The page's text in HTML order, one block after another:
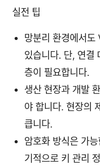
실전 팁
망분리 환경에서
있습니다. 단, 연결
층이 필요합니다.
생산 현장과 개발
야 합니다. 현장의
큽니다.
암호화 방식은 가
기적으로 키 관리